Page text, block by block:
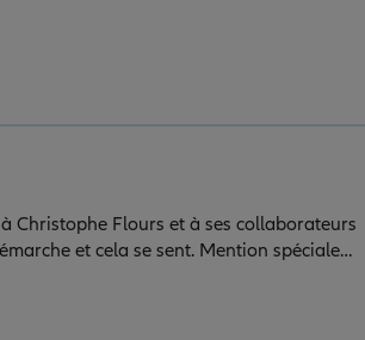
Christophe Flours et à ses collaborateurs
et cela se sent. Mention spéciale